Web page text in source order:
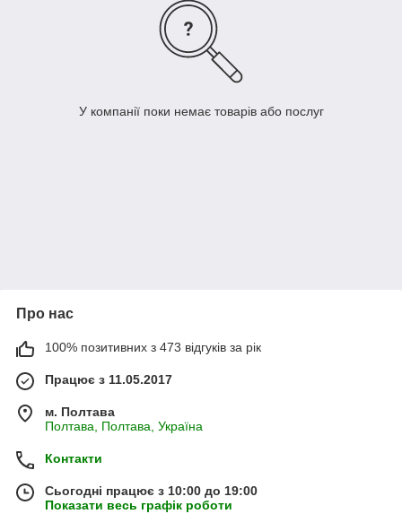
У компанії поки немає товарів або послуг
Про нас
100% позитивних з 473 відгуків за рік
Працює з 11.05.2017
м. Полтава
Полтава, Полтава, Україна
Контакти
Сьогодні працює з 10:00 до 19:00
Показати весь графік роботи